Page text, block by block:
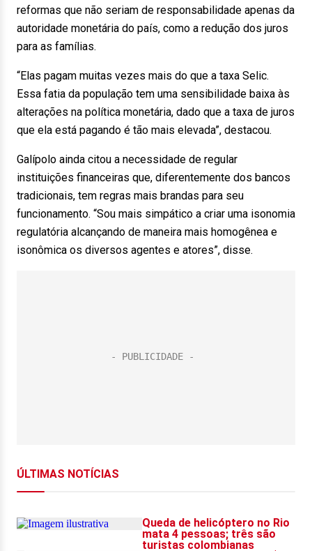
reformas que não seriam de responsabilidade apenas da
autoridade monetária do país, como a redução dos juros
para as famílias.
“Elas pagam muitas vezes mais do que a taxa Selic.
Essa fatia da população tem uma sensibilidade baixa às
alterações na política monetária, dado que a taxa de juros
que ela está pagando é tão mais elevada”, destacou.
Galípolo ainda citou a necessidade de regular
instituições financeiras que, diferentemente dos bancos
tradicionais, tem regras mais brandas para seu
funcionamento. “Sou mais simpático a criar uma isonomia
regulatória alcançando de maneira mais homogênea e
isonômica os diversos agentes e atores”, disse.